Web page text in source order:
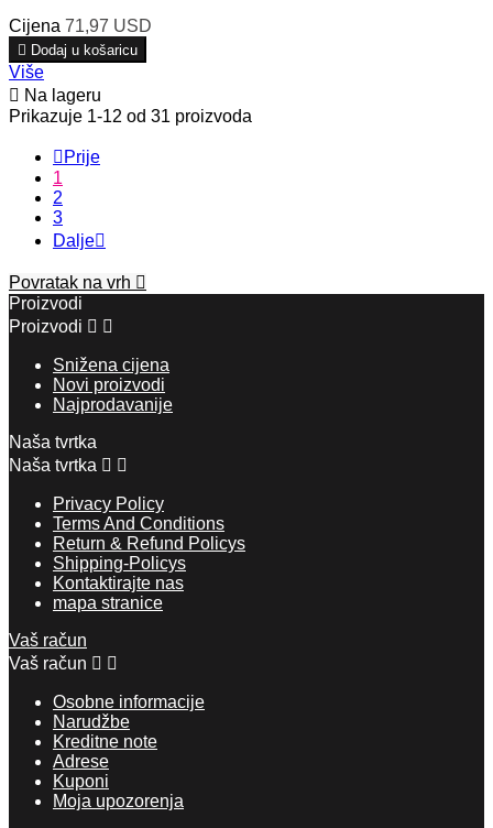
Cijena 71,97 USD
 Dodaj u košaricu
Više
 Na lageru
Prikazuje 1-12 od 31 proizvoda
 Prije
1
2
3
Dalje
Povratak na vrh 
Proizvodi
Proizvodi  
Snižena cijena
Novi proizvodi
Najprodavanije
Naša tvrtka
Naša tvrtka  
Privacy Policy
Terms And Conditions
Return & Refund Policys
Shipping-Policys
Kontaktirajte nas
mapa stranice
Vaš račun
Vaš račun  
Osobne informacije
Narudžbe
Kreditne note
Adrese
Kuponi
Moja upozorenja